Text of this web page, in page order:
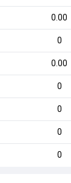
0.00
0
0.00
0
0
0
0